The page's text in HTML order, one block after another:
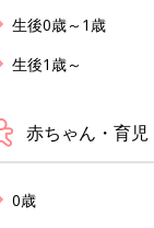
生後0歳～1歳
生後1歳～
赤ちゃん・育児
0歳